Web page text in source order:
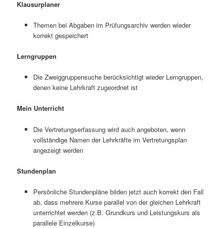
Klausurplaner
Themen bei Abgaben im Prüfungsarchiv werden wieder
korrekt gespeichert
Lerngruppen
Die Zweiggruppensuche berücksichtigt wieder Lerngruppen,
denen keine Lehrkraft zugeordnet ist
Mein Unterricht
Die Vertretungserfassung wird auch angeboten, wenn
vollständige Namen der Lehrkräfte im Vertretungsplan
angezeigt werden
Stundenplan
Persönliche Stundenpläne bilden jetzt auch korrekt den Fall
ab, dass mehrere Kurse parallel von der gleichen Lehrkraft
unterrichtet werden (z.B. Grundkurs und Leistungskurs als
parallele Einzelkurse)